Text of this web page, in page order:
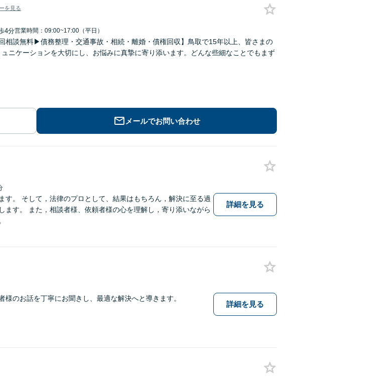
を見る
4分営業時間：09:00~17:00（平日）
相談無料▶︎債務整理・交通事故・相続・離婚・債権回収】鳥取で15年以上、皆さまの
ニケーションを大切にし、お悩みに真摯に寄り添います。どんな些細なことでもまず
メールでお問い合わせ
す。 そして，法律のプロとして、結果はもちろん，解決に至る過
ます。 また，相談者様、依頼者様の心を理解し，寄り添いながら
詳細を見る
のお話を丁寧にお聞きし、最適な解決へと導きます。
詳細を見る